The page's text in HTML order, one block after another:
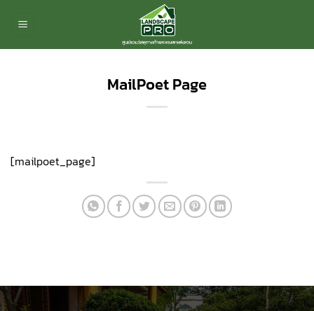
MailPoet Page
[mailpoet_page]